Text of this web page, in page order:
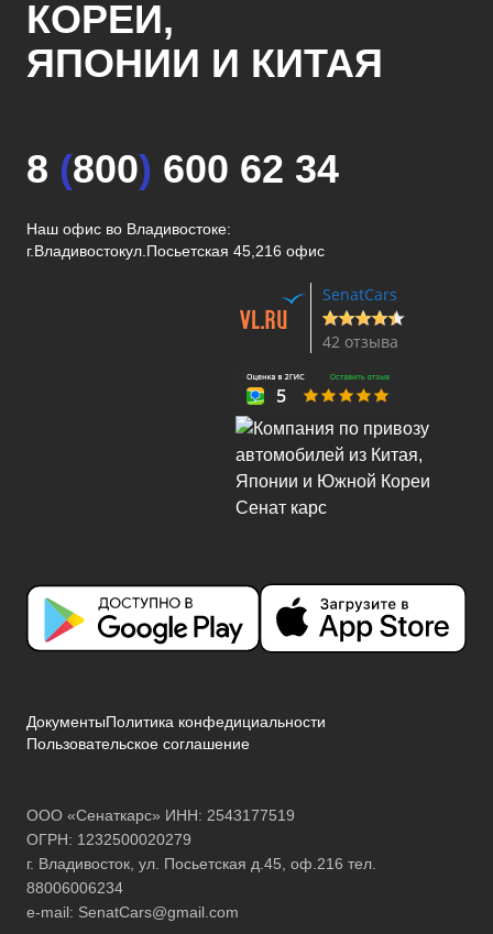
КОРЕИ,
ЯПОНИИ И КИТАЯ
8 (800) 600 62 34
Наш офис во Владивостоке:
г.Владивостокул.Посьетская 45,216 офис
SenatCars
42 отзыва
ДокументыПолитика конфедициальности
Пользовательское соглашение
ООО «Сенаткарс» ИНН: 2543177519
ОГРН: 1232500020279
г. Владивосток, ул. Посьетская д.45, оф.216 тел.
88006006234
e-mail: SenatCars@gmail.com